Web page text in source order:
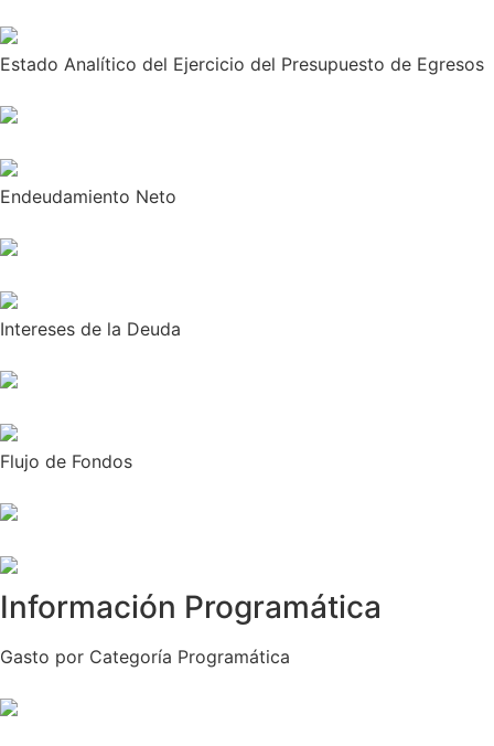
Estado Analítico del Ejercicio del Presupuesto de Egresos
Endeudamiento Neto
Intereses de la Deuda
Flujo de Fondos
Información Programática
Gasto por Categoría Programática